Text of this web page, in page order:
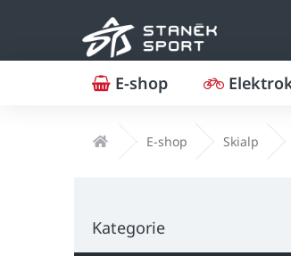
E-shop
Domů E-shop Skialp
kategorie
Kategorie